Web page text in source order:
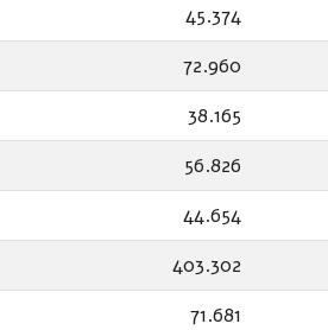
45.374
72.960
38.165
56.826
44.654
403.302
71.681